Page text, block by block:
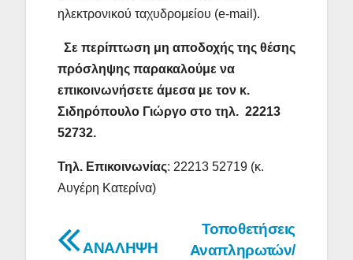
ηλεκτρονικού ταχυδρομείου (e-mail).
Σε περίπτωση μη αποδοχής της θέσης
πρόσληψης παρακαλούμε να
επικοινωνήσετε άμεσα με τον κ.
Σιδηρόπουλο Γιώργο στο τηλ. 22213
52732.
Τηλ. Επικοινωνίας: 22213 52719 (κ.
Αυγέρη Κατερίνα)
Πλοήγηση
Τοποθετήσεις
Αναπληρωτών/
ΑΝΑΛΗΨΗ